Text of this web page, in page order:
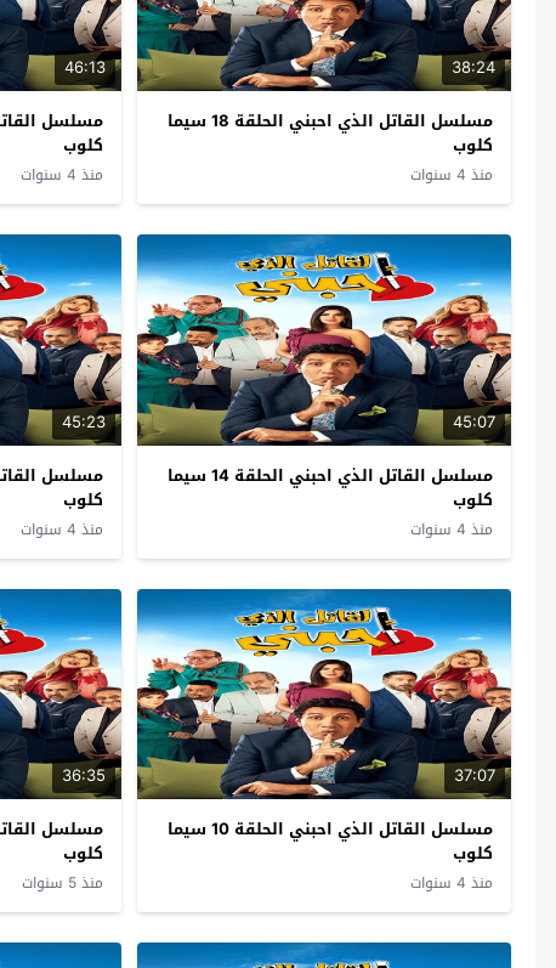
38:24
مسلسل القاتل الذي احبني الحلقة 18 سيما
كلوب
منذ 4 سنوات
46:13
كلوب
منذ 4 سنوات
45:07
مسلسل القاتل الذي احبني الحلقة 14 سيما
كلوب
منذ 4 سنوات
45:23
كلوب
منذ 4 سنوات
37:07
مسلسل القاتل الذي احبني الحلقة 10 سيما
كلوب
منذ 4 سنوات
36:35
كلوب
منذ 5 سنوات